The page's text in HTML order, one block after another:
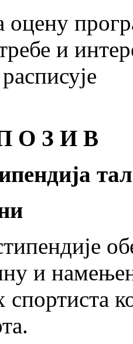
оцену
и
О З И В
и
спортиста